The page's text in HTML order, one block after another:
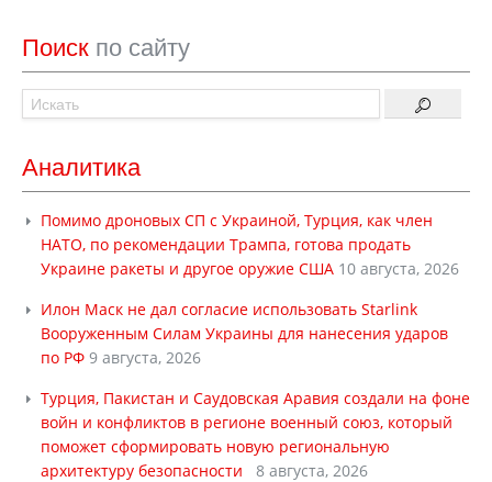
Поиск по сайту
Аналитика
Помимо дроновых СП с Украиной, Турция, как член
НАТО, по рекомендации Трампа, готова продать
Украине ракеты и другое оружие США 10 августа, 2026
Илон Маск не дал согласие использовать Starlink
Вооруженным Силам Украины для нанесения ударов
по РФ 9 августа, 2026
Турция, Пакистан и Саудовская Аравия создали на фоне
войн и конфликтов в регионе военный союз, который
поможет сформировать новую региональную
архитектуру безопасности
8 августа, 2026